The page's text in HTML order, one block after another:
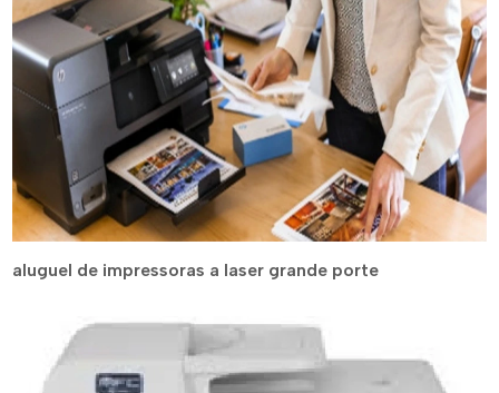
aluguel de impressoras a laser grande porte